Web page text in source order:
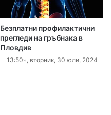
Безплатни профилактични
прегледи на гръбнака в
Пловдив
13:50ч, вторник, 30 юли, 2024